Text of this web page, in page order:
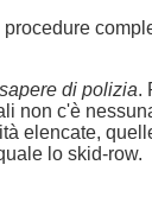
sapere di polizia.
non c'è
elencate,
lo skid-row.